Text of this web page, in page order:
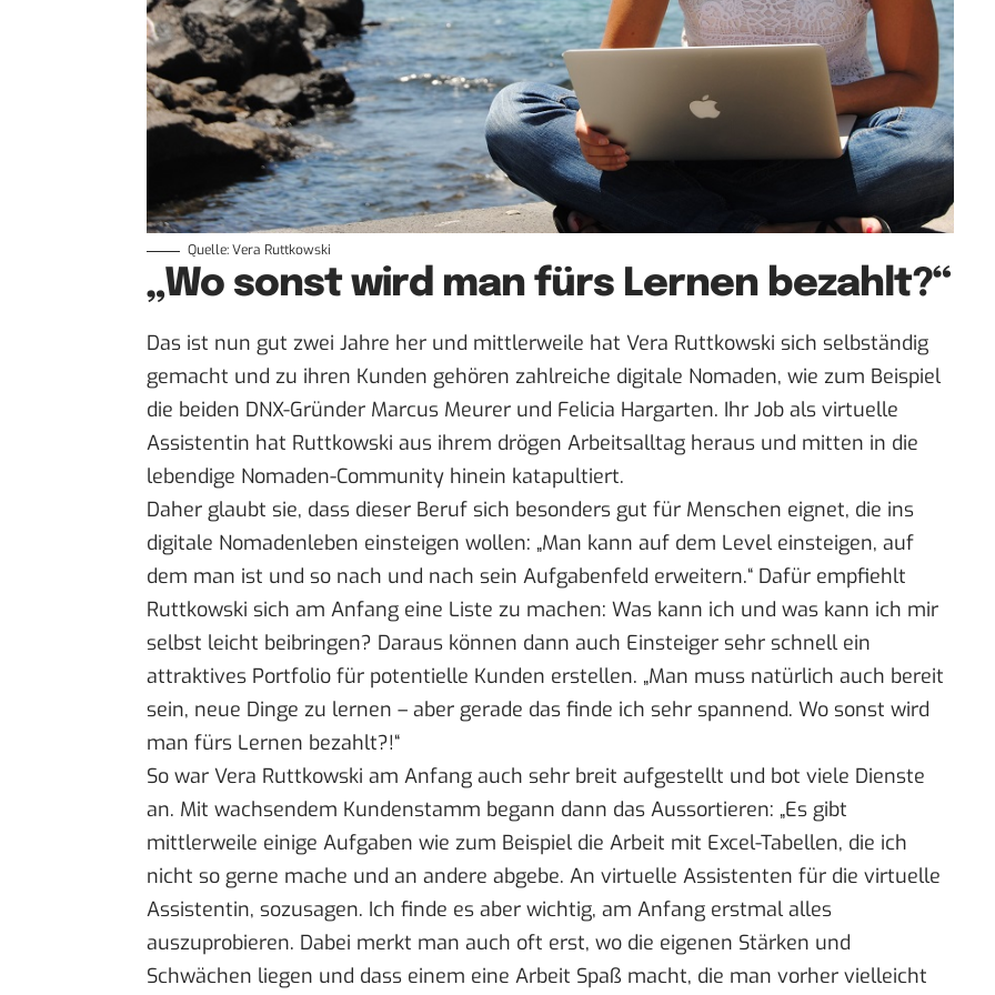
Quelle: Vera Ruttkowski
„Wo sonst wird man fürs Lernen bezahlt?“
Das ist nun gut zwei Jahre her und mittlerweile hat Vera Ruttkowski sich selbständig
gemacht und zu ihren Kunden gehören zahlreiche digitale Nomaden, wie zum Beispiel
die beiden DNX-Gründer Marcus Meurer und Felicia Hargarten. Ihr Job als virtuelle
Assistentin hat Ruttkowski aus ihrem drögen Arbeitsalltag heraus und mitten in die
lebendige Nomaden-Community hinein katapultiert.
Daher glaubt sie, dass dieser Beruf sich besonders gut für Menschen eignet, die ins
digitale Nomadenleben einsteigen wollen: „Man kann auf dem Level einsteigen, auf
dem man ist und so nach und nach sein Aufgabenfeld erweitern.“ Dafür empfiehlt
Ruttkowski sich am Anfang eine Liste zu machen: Was kann ich und was kann ich mir
selbst leicht beibringen? Daraus können dann auch Einsteiger sehr schnell ein
attraktives Portfolio für potentielle Kunden erstellen. „Man muss natürlich auch bereit
sein, neue Dinge zu lernen – aber gerade das finde ich sehr spannend. Wo sonst wird
man fürs Lernen bezahlt?!“
So war Vera Ruttkowski am Anfang auch sehr breit aufgestellt und bot viele Dienste
an. Mit wachsendem Kundenstamm begann dann das Aussortieren: „Es gibt
mittlerweile einige Aufgaben wie zum Beispiel die Arbeit mit Excel-Tabellen, die ich
nicht so gerne mache und an andere abgebe. An virtuelle Assistenten für die virtuelle
Assistentin, sozusagen. Ich finde es aber wichtig, am Anfang erstmal alles
auszuprobieren. Dabei merkt man auch oft erst, wo die eigenen Stärken und
Schwächen liegen und dass einem eine Arbeit Spaß macht, die man vorher vielleicht